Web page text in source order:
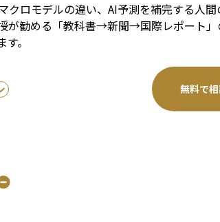
ロモデルの違い、AI予測を補完する人
が勧める「教科書→新聞→国際レポート」
。
無料で